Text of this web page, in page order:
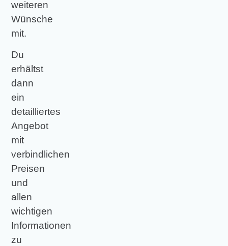
weiteren
Wünsche
mit.
Du
erhältst
dann
ein
detailliertes
Angebot
mit
verbindlichen
Preisen
und
allen
wichtigen
Informationen
zu